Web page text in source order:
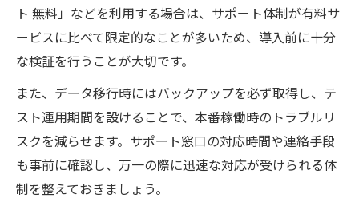
ト 無料」などを利用する場合は、サポート体制が有料サ
ービスに比べて限定的なことが多いため、導入前に十分
な検証を行うことが大切です。
また、データ移行時にはバックアップを必ず取得し、テ
スト運用期間を設けることで、本番稼働時のトラブルリ
スクを減らせます。サポート窓口の対応時間や連絡手段
も事前に確認し、万一の際に迅速な対応が受けられる体
制を整えておきましょう。